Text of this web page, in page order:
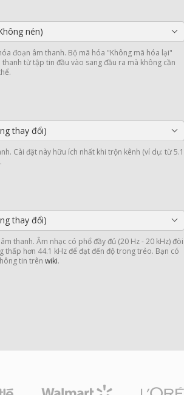
nén)
đoạn âm thanh. Bộ mã hóa "Không mã hóa lại"
từ tập tin đầu vào sang đầu ra mà không cần
thay đổi)
Cài đặt này hữu ích nhất khi trộn kênh (ví dụ: từ 5.1
thay đổi)
thanh. Âm nhạc có phổ đầy đủ (20 Hz - 20 kHz) đòi
thấp hơn 44.1 kHz để đạt đến độ trong trẻo. Bạn có
tin trên wiki.